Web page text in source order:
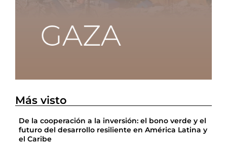
Más visto
De la cooperación a la inversión: el bono verde y el
futuro del desarrollo resiliente en América Latina y
el Caribe